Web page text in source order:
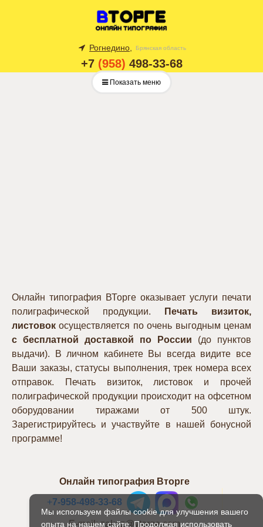
Рогнедино, Брянская область
+7 (958) 498-33-68
Показать меню
Мы используем файлы cookie для улучшения вашего
опыта на нашем сайте. Продолжая использовать
Онлайн типография ВТорге оказывает услуги печати
полиграфической продукции.
Печать визиток,
листовок осуществляется по очень выгодным ценам
с бесплатной доставкой по России (до пунктов
выдачи). В личном кабинете Вы всегда видите все
Ваши заказы, статусы выполнения, трек номера всех
отправок. Печать визиток, листовок и прочей
полиграфической продукции происходит на офсетном
оборудовании тиражами от 500 штук.
Зарегистрируйтесь и участвуйте в нашей бонусной
программе!
Онлайн типография Вторге
+7-958-498-33-68
E-mail: zakaz@vtorge.com